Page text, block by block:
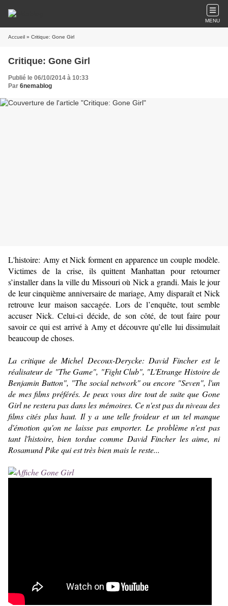
MENU
Accueil » Critique: Gone Girl
Critique: Gone Girl
Publié le 06/10/2014 à 10:33
Par 6nemablog
L'histoire: Amy et Nick forment en apparence un couple modèle.
Victimes de la crise, ils quittent Manhattan pour retourner
s’installer dans la ville du Missouri où Nick a grandi. Mais le jour
de leur cinquième anniversaire de mariage, Amy disparaît et Nick
retrouve leur maison saccagée. Lors de l’enquête, tout semble
accuser Nick. Celui-ci décide, de son côté, de tout faire pour
savoir ce qui est arrivé à Amy et découvre qu’elle lui dissimulait
beaucoup de choses.
La critique de Michel Decoux-Derycke: David Fincher est le
réalisateur de "The Game", "Fight Club", "L'Etrange Histoire de
Benjamin Button", "The social network" ou encore "Seven", l'un
de mes films préférés. Je peux vous dire tout de suite que Gone
Girl ne restera pas dans les mémoires. Ce n'est pas du niveau des
films cités plus haut. Il y a une telle froideur et un tel manque
d'émotion qu'on ne laisse pas emporter. Le problème n'est pas
tant l'histoire, bien tordue comme David Fincher les aime, ni
Rosamund Pike qui est très bien mais le reste...